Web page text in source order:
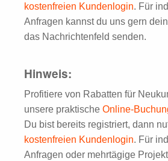
kostenfreien Kundenlogin. Für
Anfragen kannst du uns gern
das Nachrichtenfeld senden.
Hinweis:
Profitiere von Rabatten für
unsere praktische Online-
Du bist bereits registriert, dann
kostenfreien Kundenlogin. Für
Anfragen oder mehrtägige